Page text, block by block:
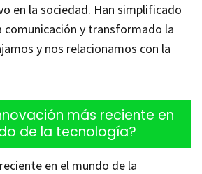
en la sociedad. Han simplificado
comunicación y transformado la
y nos relacionamos con la
más reciente en
de la tecnología?
en el mundo de la